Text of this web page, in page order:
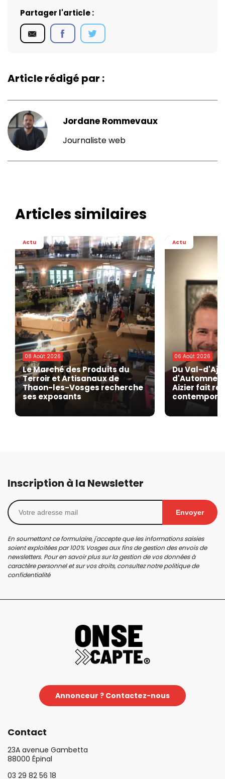
Partager l'article :
Article rédigé par :
Jordane Rommevaux
Journaliste web
Articles similaires
Actu
08 Août 2026
Le Marché des Produits du
Terroir et Artisanaux de
Thaon-les-Vosges recherche
ses exposants
Actu
06 Août 2026
Du Val-
d'Automne
Aizier fait
Inscription à la Newsletter
Envoyer
En soumettant ce formulaire, j'accepte que les informations saisies
soient exploitées par 100% Vosges aux fins de gestion des envois de
newsletters. Pour en savoir plus sur la gestion de vos données à
caractère personnel et sur vos droits, consultez notrepolitique de
confidentialité
Annonceur ? Contactez-nous
Contact
23A avenue Gambetta
88000 Épinal
03 29 82 56 18